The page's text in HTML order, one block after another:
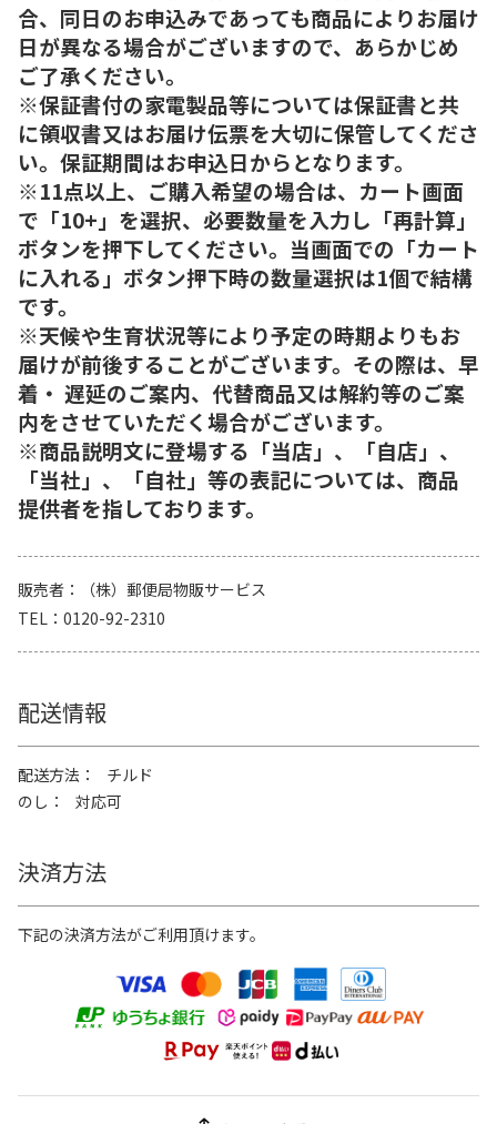
合、同日のお申込みであっても商品によりお届け
日が異なる場合がございますので、あらかじめ
ご了承ください。
※保証書付の家電製品等については保証書と共
に領収書又はお届け伝票を大切に保管してくださ
い。保証期間はお申込日からとなります。
※11点以上、ご購入希望の場合は、カート画面
で「10+」を選択、必要数量を入力し「再計算」
ボタンを押下してください。当画面での「カート
に入れる」ボタン押下時の数量選択は1個で結構
です。
※天候や生育状況等により予定の時期よりもお
届けが前後することがございます。その際は、早
着・ 遅延のご案内、代替商品又は解約等のご案
内をさせていただく場合がございます。
※商品説明文に登場する「当店」、「自店」、
「当社」、「自社」等の表記については、商品
提供者を指しております。
販売者
（株）郵便局物販サービス
TEL
0120-92-2310
配送情報
配送方法
チルド
のし
対応可
決済方法
下記の決済方法がご利用頂けます。